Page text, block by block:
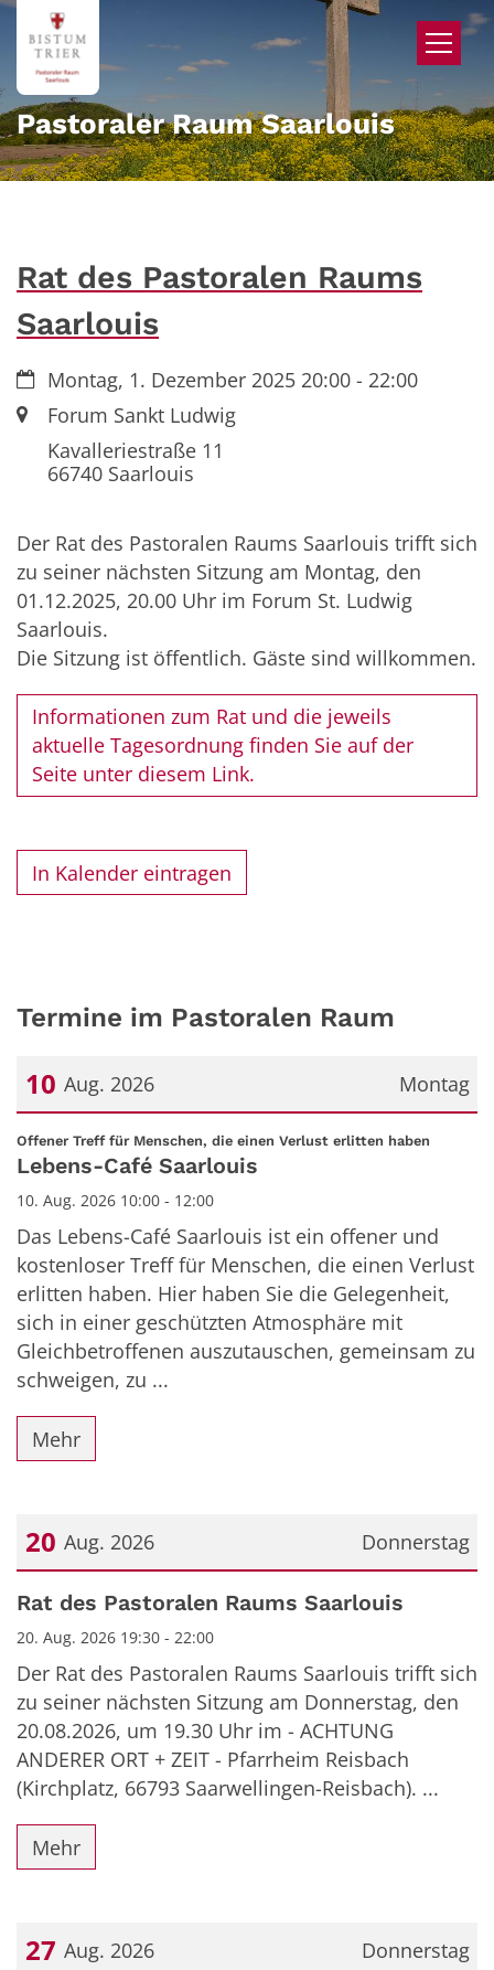
Zum Inhalt springen
Pastoraler Raum Saarlouis
Rat des Pastoralen Raums
Saarlouis
Datum:Montag, 1. Dezember 2025 20:00 - 22:00
Ort:Forum Sankt Ludwig
Kavalleriestraße 11
66740Saarlouis
Der Rat des Pastoralen Raums Saarlouis trifft sich
zu seiner nächsten Sitzung am Montag, den
01.12.2025, 20.00 Uhr im Forum St. Ludwig
Saarlouis.
Die Sitzung ist öffentlich. Gäste sind willkommen.
Informationen zum Rat und die jeweils
aktuelle Tagesordnung finden Sie auf der
Seite unter diesem Link.
In Kalender eintragen
Termine im Pastoralen Raum
Montag
10 Aug. 2026
Datum: 10. August 2026
Offener Treff für Menschen, die einen Verlust erlitten haben
Lebens-Café Saarlouis
10. Aug. 2026 10:00 - 12:00
Das Lebens-Café Saarlouis ist ein offener und
kostenloser Treff für Menschen, die einen Verlust
erlitten haben. Hier haben Sie die Gelegenheit,
sich in einer geschützten Atmosphäre mit
Gleichbetroffenen auszutauschen, gemeinsam zu
schweigen, zu ...
Mehr
Donnerstag
20 Aug. 2026
Datum: 20. August 2026
Rat des Pastoralen Raums Saarlouis
20. Aug. 2026 19:30 - 22:00
Der Rat des Pastoralen Raums Saarlouis trifft sich
zu seiner nächsten Sitzung am Donnerstag, den
20.08.2026, um 19.30 Uhr im - ACHTUNG
ANDERER ORT + ZEIT - Pfarrheim Reisbach
(Kirchplatz, 66793 Saarwellingen-Reisbach). ...
Mehr
Donnerstag
27 Aug. 2026